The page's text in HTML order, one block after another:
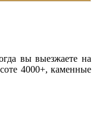
вы выезжаете на
4000+, каменные